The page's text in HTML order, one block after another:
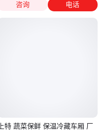
咨询 电话
上特 蔬菜保鲜 保温冷藏车厢 厂